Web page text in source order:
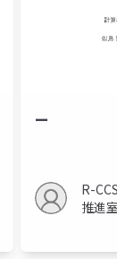
fpt ai factory
ー
R-
推進室